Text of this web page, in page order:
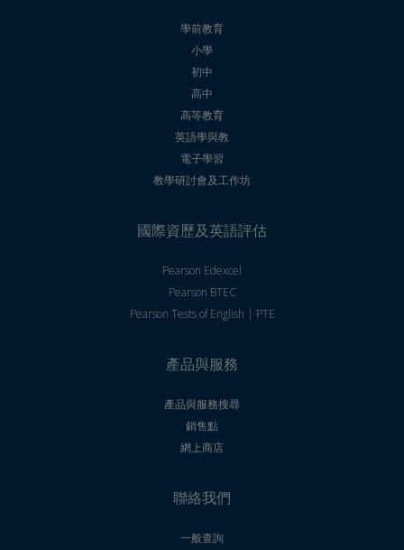
學前教育
小學
初中
高中
高等教育
英語學與教
電子學習
教學研討會及工作坊
國際資歷及英語評估
Pearson Edexcel
Pearson BTEC
Pearson Tests of English | PTE
產品與服務
產品與服務搜尋
銷售點
網上商店
聯絡我們
一般查詢